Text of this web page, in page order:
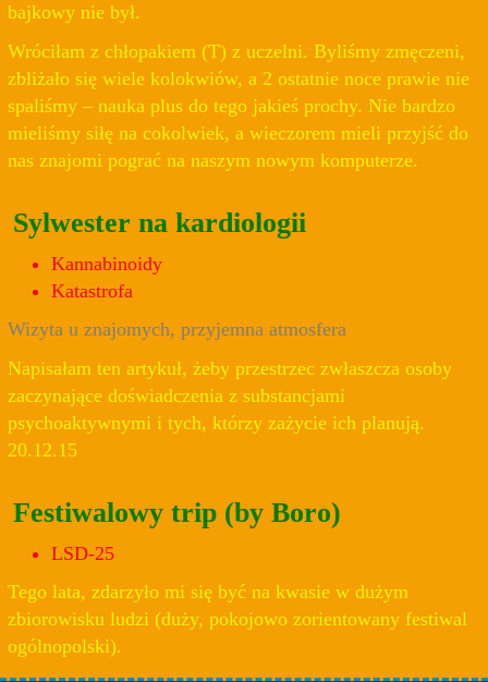
bajkowy nie był.
Wróciłam z chłopakiem (T) z uczelni. Byliśmy zmęczeni,
zbliżało się wiele kolokwiów, a 2 ostatnie noce prawie nie
spaliśmy – nauka plus do tego jakieś prochy. Nie bardzo
mieliśmy siłę na cokolwiek, a wieczorem mieli przyjść do
nas znajomi pograć na naszym nowym komputerze.
Sylwester na kardiologii
Kannabinoidy
Katastrofa
Wizyta u znajomych, przyjemna atmosfera
Napisałam ten artykuł, żeby przestrzec zwłaszcza osoby
zaczynające doświadczenia z substancjami
psychoaktywnymi i tych, którzy zażycie ich planują.
20.12.15
Festiwalowy trip (by Boro)
LSD-25
Tego lata, zdarzyło mi się być na kwasie w dużym
zbiorowisku ludzi (duży, pokojowo zorientowany festiwal
ogólnopolski).